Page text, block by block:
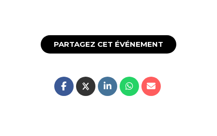
PARTAGEZ CET ÉVÉNEMENT